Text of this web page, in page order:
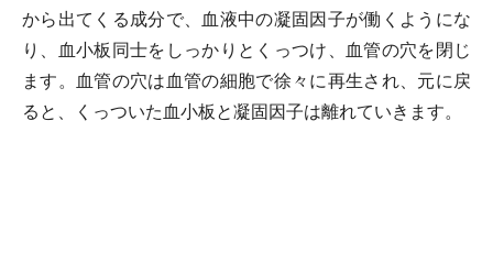
から出てくる成分で、血液中の凝固因子が働くようにな
り、血小板同士をしっかりとくっつけ、血管の穴を閉じ
ます。血管の穴は血管の細胞で徐々に再生され、元に戻
ると、くっついた血小板と凝固因子は離れていきます。